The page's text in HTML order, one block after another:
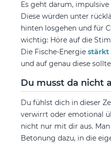
Es geht darum,
Diese würden unter
hinten losgehen und für
wichtig: Höre auf die
Die Fische-Energie stärkt
und auf genau diese
Du musst da nicht
Du fühlst dich in dieser
verwirrt oder emotional
nicht nur mit dir aus.
Betonung dazu, in die